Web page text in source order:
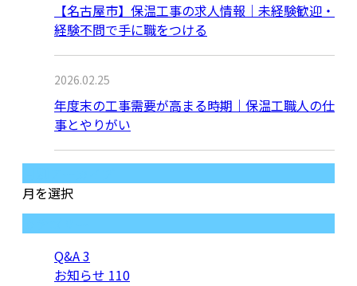
【名古屋市】保温工事の求人情報｜未経験歓迎・
経験不問で手に職をつける
2026.02.25
年度末の工事需要が高まる時期｜保温工職人の仕
事とやりがい
月を選択
Q&A3
お知らせ 110